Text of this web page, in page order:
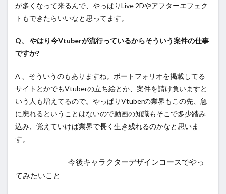
が多くなって来るんで、やっぱりLive 2Dやアフターエフェク
トもできたらいいなと思ってます。
Q、 やはり今Vtuberが流行っているからそういう案件の仕事
ですか?
A 、そういうのもありますね。ポートフォリオを掲載してる
サイトとかでもVtuberの立ち絵とか、案件を請け負いますと
いう人も増えてるので。やっぱりVtuberの業界もこの先、急
に廃れるということはないので動画の知識もそこで多少踏み
込み、覚えていけば業界で長く生き残れるのかなと思いま
す。
今後キャラクターデザインコースでやっ
てみたいこと